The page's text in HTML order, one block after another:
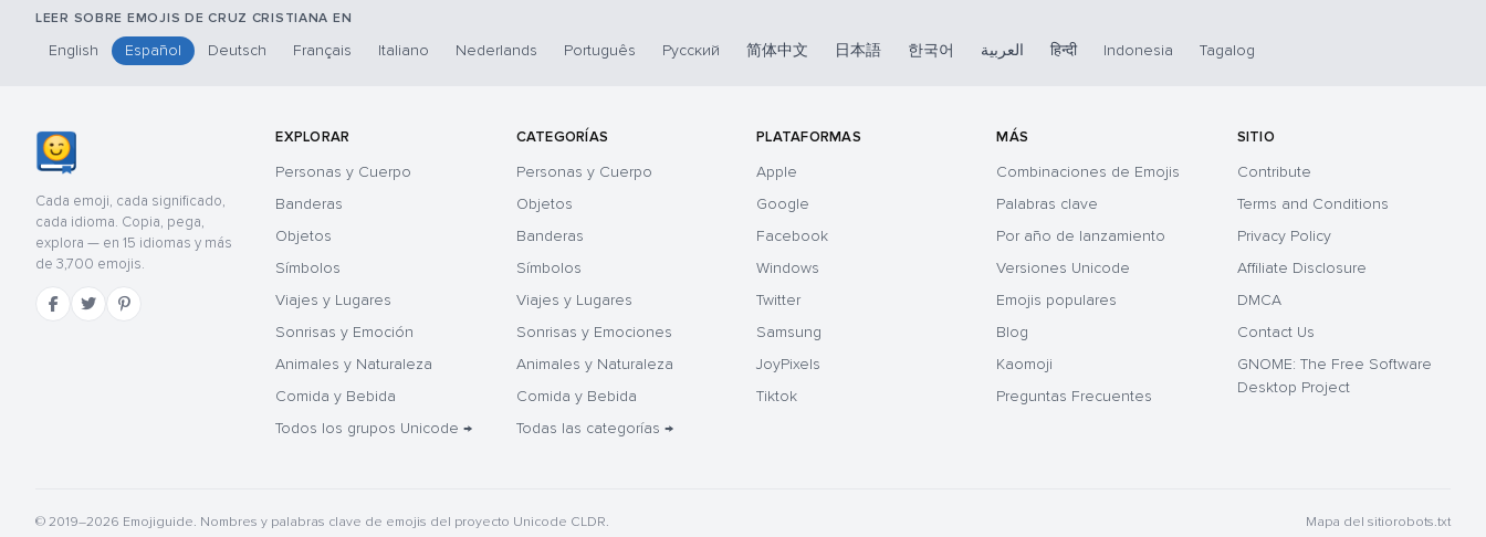
LEER SOBRE EMOJIS DE CRUZ CRISTIANA EN
English Español Deutsch Français Italiano Nederlands Português Русский 简体中文 日本語 한국어 العربية हिन्दी Indonesia Tagalog
Cada emoji, cada significado,
cada idioma. Copia, pega,
explora — en 15 idiomas y más
de 3,700 emojis.
EXPLORAR
Personas y Cuerpo
Banderas
Objetos
Símbolos
Viajes y Lugares
Sonrisas y Emoción
Animales y Naturaleza
Comida y Bebida
Todos los grupos Unicode →
CATEGORÍAS
Personas y Cuerpo
Objetos
Banderas
Símbolos
Viajes y Lugares
Sonrisas y Emociones
Animales y Naturaleza
Comida y Bebida
Todas las categorías →
PLATAFORMAS
Apple
Google
Facebook
Windows
Twitter
Samsung
JoyPixels
Tiktok
MÁS
Combinaciones de Emojis
Palabras clave
Por año de lanzamiento
Versiones Unicode
Emojis populares
Blog
Kaomoji
Preguntas Frecuentes
SITIO
Contribute
Terms and Conditions
Privacy Policy
Affiliate Disclosure
DMCA
Contact Us
GNOME: The Free Software
Desktop Project
© 2019–2026 Emojiguide. Nombres y palabras clave de emojis del proyecto Unicode CLDR. Mapa del sitiorobots.txt